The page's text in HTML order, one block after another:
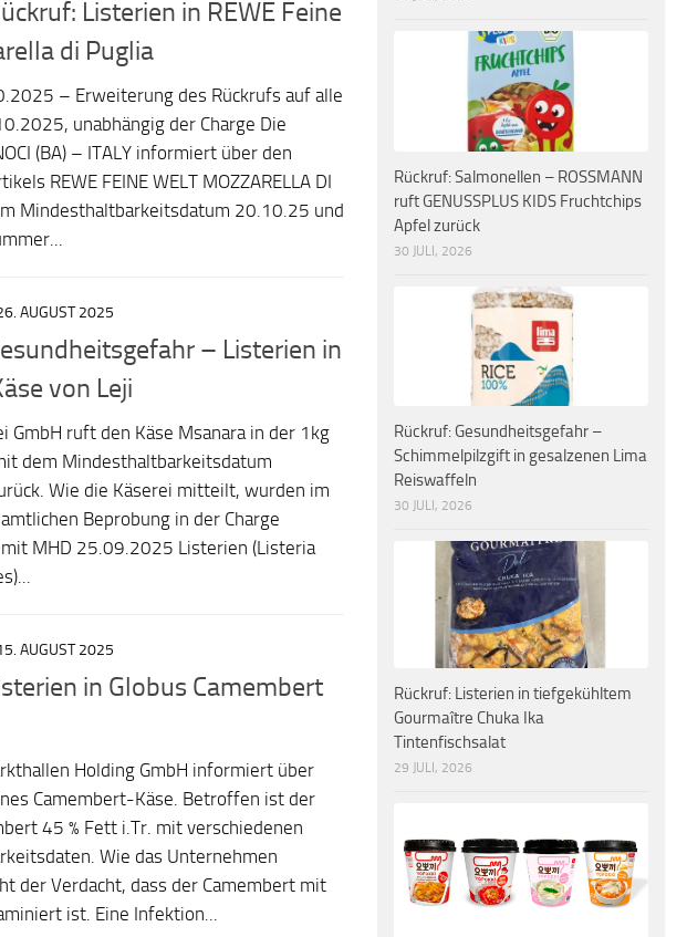
Listerien in REWE Feine
di Puglia
– Erweiterung des Rückrufs auf alle
unabhängig der Charge Die
(BA) – ITALY informiert über den
REWE FEINE WELT MOZZARELLA DI
Mindesthaltbarkeitsdatum 20.10.25 und
AUGUST 2025
– Listerien in
von Leji
GmbH ruft den Käse Msanara in der 1kg
dem Mindesthaltbarkeitsdatum
Wie die Käserei mitteilt, wurden im
Beprobung in der Charge
mit MHD 25.09.2025 Listerien (Listeria
AUGUST 2025
in Globus Camembert
Holding GmbH informiert über
Camembert-Käse. Betroffen ist der
45 % Fett i.Tr. mit verschiedenen
Wie das Unternehmen
der Verdacht, dass der Camembert mit
ist. Eine Infektion...
Rückruf: Salmonellen – ROSSMANN
ruft GENUSSPLUS KIDS Fruchtchips
Apfel zurück
30 JULI, 2026
Rückruf: Gesundheitsgefahr –
Schimmelpilzgift in gesalzenen Lima
Reiswaffeln
30 JULI, 2026
Rückruf: Listerien in tiefgekühltem
Gourmaître Chuka Ika
Tintenfischsalat
29 JULI, 2026